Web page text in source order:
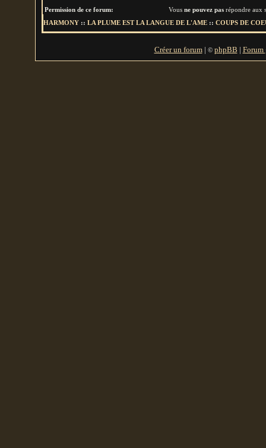
Permission de ce forum: Vous ne pouvez pas répondre aux
HARMONY :: LA PLUME EST LA LANGUE DE L'AME :: COUPS DE
Créer un forum| © phpBB | Forum